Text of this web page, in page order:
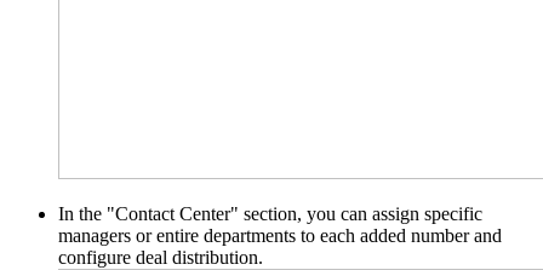
In the "Contact Center" section, you can assign specific
managers or entire departments to each added number and
configure deal distribution.